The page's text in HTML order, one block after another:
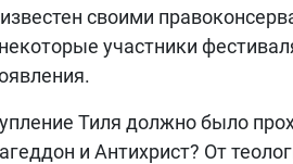
своими
участники
Тиля должно было
и Антихрист? От